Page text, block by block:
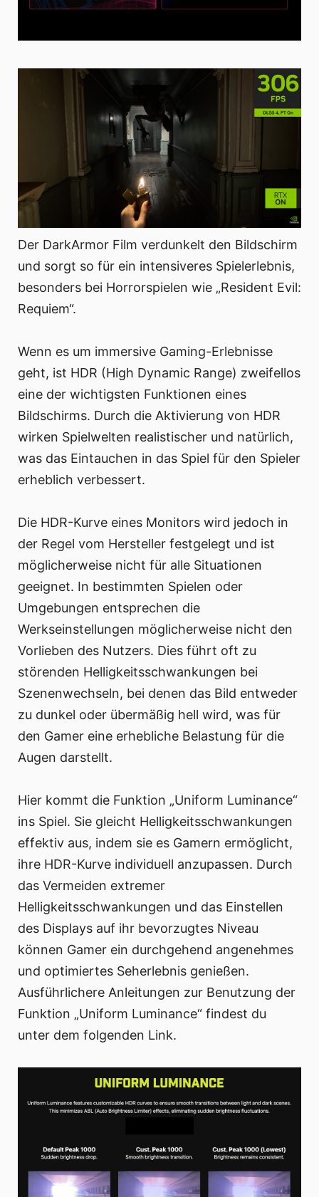
Der DarkArmor Film verdunkelt den Bildschirm
und sorgt so für ein intensiveres Spielerlebnis,
besonders bei Horrorspielen wie „Resident Evil:
Requiem“.
Wenn es um immersive Gaming-Erlebnisse
geht, ist HDR (High Dynamic Range) zweifellos
eine der wichtigsten Funktionen eines
Bildschirms. Durch die Aktivierung von HDR
wirken Spielwelten realistischer und natürlich,
was das Eintauchen in das Spiel für den Spieler
erheblich verbessert.
Die HDR-Kurve eines Monitors wird jedoch in
der Regel vom Hersteller festgelegt und ist
möglicherweise nicht für alle Situationen
geeignet. In bestimmten Spielen oder
Umgebungen entsprechen die
Werkseinstellungen möglicherweise nicht den
Vorlieben des Nutzers. Dies führt oft zu
störenden Helligkeitsschwankungen bei
Szenenwechseln, bei denen das Bild entweder
zu dunkel oder übermäßig hell wird, was für
den Gamer eine erhebliche Belastung für die
Augen darstellt.
Hier kommt die Funktion „Uniform Luminance“
ins Spiel. Sie gleicht Helligkeitsschwankungen
effektiv aus, indem sie es Gamern ermöglicht,
ihre HDR-Kurve individuell anzupassen. Durch
das Vermeiden extremer
Helligkeitsschwankungen und das Einstellen
des Displays auf ihr bevorzugtes Niveau
können Gamer ein durchgehend angenehmes
und optimiertes Seherlebnis genießen.
Ausführlichere Anleitungen zur Benutzung der
Funktion „Uniform Luminance“ findest du
unter dem folgenden Link.